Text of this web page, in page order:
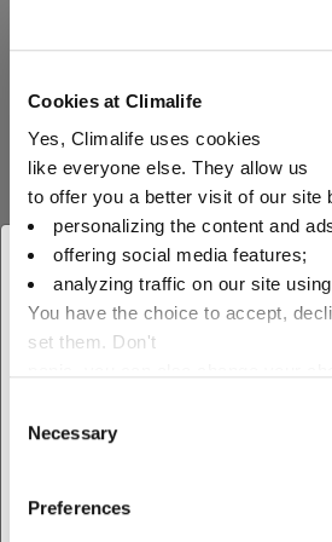
Cookies at Climalife
Yes, Climalife uses cookies
like everyone else. They allow us
to offer you a better visit of our site
personalizing the content and
offering social media features;
analyzing traffic on our site
You have the choice to accept,
set them. Don't
Selection
Necessary
Preferences
× Sluit
Selecteer je
huishoudelijke koeling,
apparatuur (Mono Split,
afgesloten systemen,
systemen te vinden, etc.);
als bestaande systemen.
De koudemiddelen die
vallen, zijn alle gangbare
een ASHRAE nummer,
mengsels in ontwikkeling. (
markt.)